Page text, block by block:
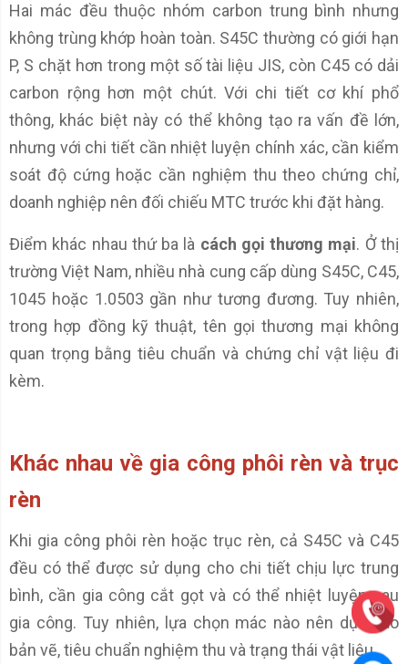
Hai mác đều thuộc nhóm carbon trung bình nhưng
không trùng khớp hoàn toàn. S45C thường có giới hạn
P, S chặt hơn trong một số tài liệu JIS, còn C45 có dải
carbon rộng hơn một chút. Với chi tiết cơ khí phổ
thông, khác biệt này có thể không tạo ra vấn đề lớn,
nhưng với chi tiết cần nhiệt luyện chính xác, cần kiểm
soát độ cứng hoặc cần nghiệm thu theo chứng chỉ,
doanh nghiệp nên đối chiếu MTC trước khi đặt hàng.
Điểm khác nhau thứ ba là cách gọi thương mại. Ở thị
trường Việt Nam, nhiều nhà cung cấp dùng S45C, C45,
1045 hoặc 1.0503 gần như tương đương. Tuy nhiên,
trong hợp đồng kỹ thuật, tên gọi thương mại không
quan trọng bằng tiêu chuẩn và chứng chỉ vật liệu đi
kèm.
Khác nhau về gia công phôi rèn và trục
rèn
Khi gia công phôi rèn hoặc trục rèn, cả S45C và C45
đều có thể được sử dụng cho chi tiết chịu lực trung
bình, cần gia công cắt gọt và có thể nhiệt luyện sau
gia công. Tuy nhiên, lựa chọn mác nào nên dựa vào
bản vẽ, tiêu chuẩn nghiệm thu và trạng thái vật liệu.